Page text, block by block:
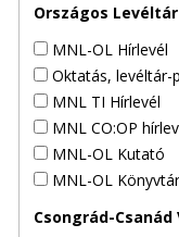
Országos Levéltár
MNL-OL Hírlevél
Oktatás, levéltár-
MNL TI Hírlevél
MNL CO:OP
MNL-OL Kutató
MNL-OL
Csongrád-